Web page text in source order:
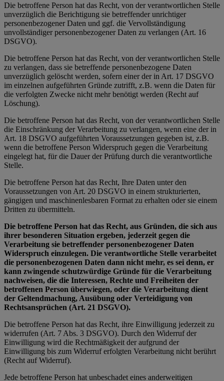
Die betroffene Person hat das Recht, von der verantwortlichen Stelle
unverzüglich die Berichtigung sie betreffender unrichtiger
personenbezogener Daten und ggf. die Vervollständigung
unvollständiger personenbezogener Daten zu verlangen (Art. 16
DSGVO).
Die betroffene Person hat das Recht, von der verantwortlichen Stelle
zu verlangen, dass sie betreffende personenbezogene Daten
unverzüglich gelöscht werden, sofern einer der in Art. 17 DSGVO
im einzelnen aufgeführten Gründe zutrifft, z.B. wenn die Daten für
die verfolgten Zwecke nicht mehr benötigt werden (Recht auf
Löschung).
Die betroffene Person hat das Recht, von der verantwortlichen Stelle
die Einschränkung der Verarbeitung zu verlangen, wenn eine der in
Art. 18 DSGVO aufgeführten Voraussetzungen gegeben ist, z.B.
wenn die betroffene Person Widerspruch gegen die Verarbeitung
eingelegt hat, für die Dauer der Prüfung durch die verantwortliche
Stelle.
Die betroffene Person hat das Recht, Ihre Daten unter den
Voraussetzungen von Art. 20 DSGVO in einem strukturierten,
gängigen und maschinenlesbaren Format zu erhalten oder sie einem
Dritten zu übermitteln.
Die betroffene Person hat das Recht, aus Gründen, die sich aus
ihrer besonderen Situation ergeben, jederzeit gegen die
Verarbeitung sie betreffender personenbezogener Daten
Widerspruch einzulegen. Die verantwortliche Stelle verarbeitet
die personenbezogenen Daten dann nicht mehr, es sei denn, er
kann zwingende schutzwürdige Gründe für die Verarbeitung
nachweisen, die die Interessen, Rechte und Freiheiten der
betroffenen Person überwiegen, oder die Verarbeitung dient
der Geltendmachung, Ausübung oder Verteidigung von
Rechtsansprüchen (Art. 21 DSGVO).
Die betroffene Person hat das Recht, ihre Einwilligung jederzeit zu
widerrufen (Art. 7 Abs. 3 DSGVO). Durch den Widerruf der
Einwilligung wird die Rechtmäßigkeit der aufgrund der
Einwilligung bis zum Widerruf erfolgten Verarbeitung nicht berührt
(Recht auf Widerruf).
Jede betroffene Person hat unbeschadet eines anderweitigen